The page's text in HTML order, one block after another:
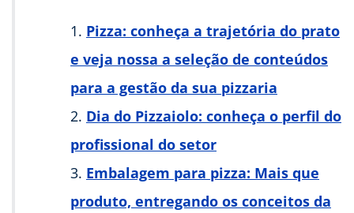
Pizza: conheça a trajetória do prato
e veja nossa a seleção de conteúdos
para a gestão da sua pizzaria
Dia do Pizzaiolo: conheça o perfil do
profissional do setor
Embalagem para pizza: Mais que
produto, entregando os conceitos da